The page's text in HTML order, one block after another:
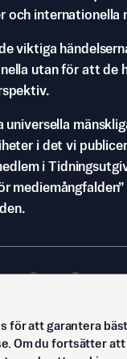
och internationella
viktiga
utan för att de
i det vi
i
AB2026
för att garantera
Om du fortsätter att